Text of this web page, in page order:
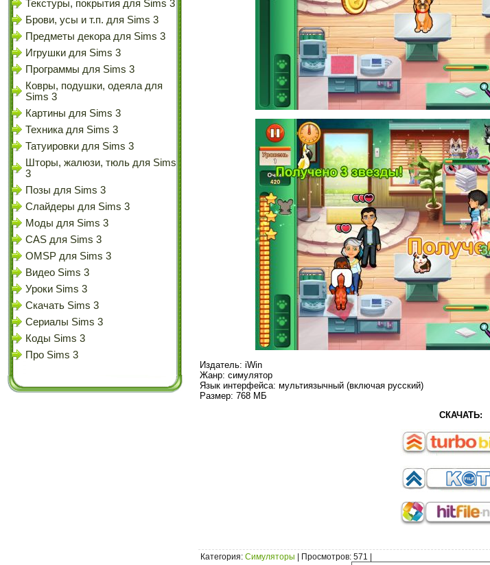
Текстуры, покрытия для Sims 3
Брови, усы и т.п. для Sims 3
Предметы декора для Sims 3
Игрушки для Sims 3
Программы для Sims 3
Ковры, подушки, одеяла для
Sims 3
Картины для Sims 3
Техника для Sims 3
Татуировки для Sims 3
Шторы, жалюзи, тюль для Sims
3
Позы для Sims 3
Слайдеры для Sims 3
Моды для Sims 3
CAS для Sims 3
OMSP для Sims 3
Видео Sims 3
Уроки Sims 3
Скачать Sims 3
Сериалы Sims 3
Коды Sims 3
Про Sims 3
Издатель: iWin
Жанр: симулятор
Язык интерфейса: мультиязычный (включая русский)
Размер: 768 МБ
СКАЧАТЬ:
Категория: Симуляторы Просмотров: 571 |